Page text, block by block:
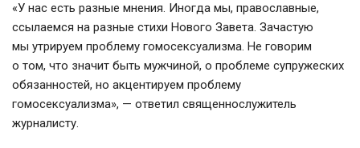
«У нас есть разные мнения. Иногда мы, православные,
ссылаемся на разные стихи Нового Завета. Зачастую
мы утрируем проблему гомосексуализма. Не говорим
о том, что значит быть мужчиной, о проблеме супружеских
обязанностей, но акцентируем проблему
гомосексуализма», — ответил священнослужитель
журналисту.